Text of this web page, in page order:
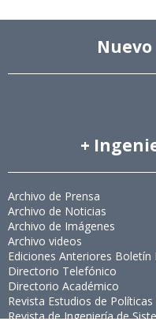
+
Archivo de Prensa
Archivo de Noticias
Archivo de Imágenes
Archivo videos
Ediciones Anteriores Boletín
Directorio Telefónico
Directorio Académico
Revista Estudios de Políticas
Revista de Ingeniería de